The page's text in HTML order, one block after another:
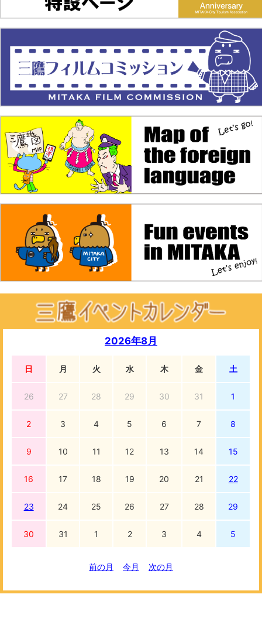
2026年8月
日 月 火 水 木 金 土
26 27 28 29 30 31 1
2 3 4 5 6 7 8
9 10 11 12 13 14 15
16 17 18 19 20 21 22
23 24 25 26 27 28 29
30 31 1 2 3 4 5
前の月 今月 次の月